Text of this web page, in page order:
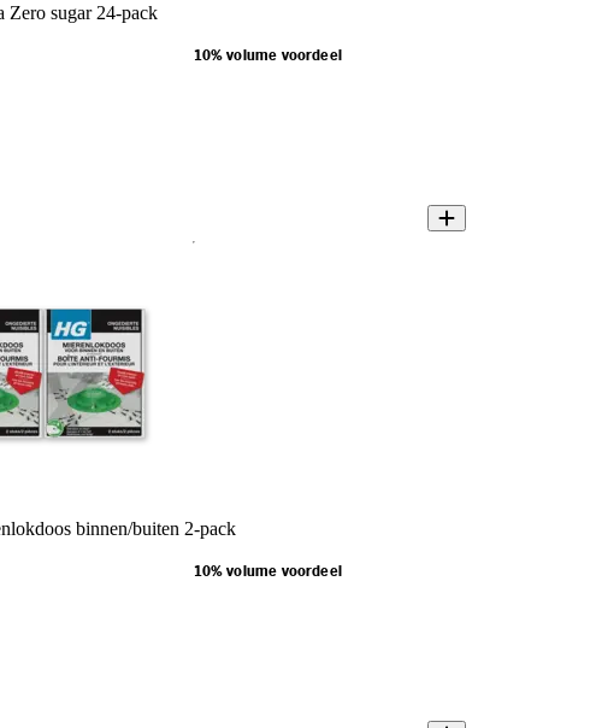
Zero sugar 24-pack
10% volume voordeel
binnen/buiten 2-pack
10% volume voordeel